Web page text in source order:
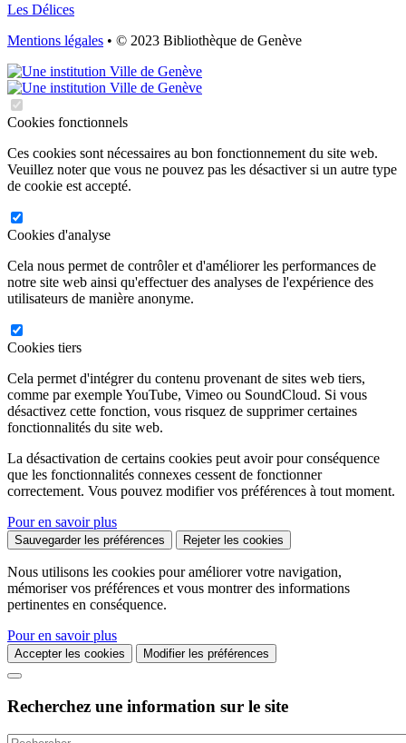
Les Délices
Mentions légales • © 2023 Bibliothèque de Genève
Cookies fonctionnels
Ces cookies sont nécessaires au bon fonctionnement du site web.
Veuillez noter que vous ne pouvez pas les désactiver si un autre type
de cookie est accepté.
Cookies d'analyse
Cela nous permet de contrôler et d'améliorer les performances de
notre site web ainsi qu'effectuer des analyses de l'expérience des
utilisateurs de manière anonyme.
Cookies tiers
Cela permet d'intégrer du contenu provenant de sites web tiers,
comme par exemple YouTube, Vimeo ou SoundCloud. Si vous
désactivez cette fonction, vous risquez de supprimer certaines
fonctionnalités du site web.
La désactivation de certains cookies peut avoir pour conséquence
que les fonctionnalités connexes cessent de fonctionner
correctement. Vous pouvez modifier vos préférences à tout moment.
Pour en savoir plus
Sauvegarder les préférences Rejeter les cookies
Nous utilisons les cookies pour améliorer votre navigation,
mémoriser vos préférences et vous montrer des informations
pertinentes en conséquence.
Pour en savoir plus
Accepter les cookies Modifier les préférences
Recherchez une information sur le site